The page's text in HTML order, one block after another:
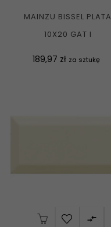
MAINZU BISSEL PLATA
10X20 GAT I
Cena
189,97 zł za sztukę
